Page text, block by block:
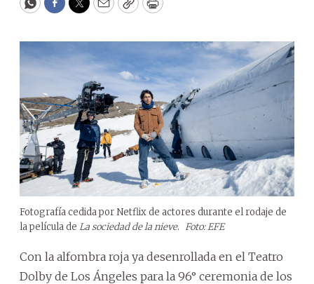
WhatsApp
Facebook
Twitter
EmailCopyPrint
Fotografía cedida por Netflix de actores durante el rodaje de
la película de La sociedad de la nieve. Foto: EFE
Con la alfombra roja ya desenrollada en el Teatro
Dolby de Los Ángeles para la 96° ceremonia de los